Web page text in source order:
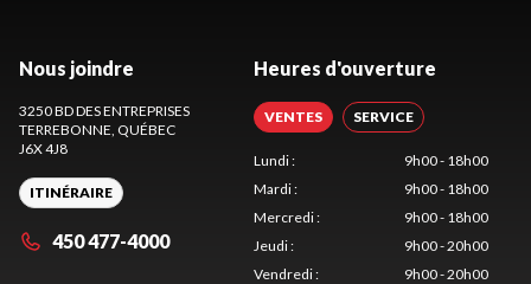
Nous joindre
3250 BD DES ENTREPRISES
TERREBONNE , QUÉBEC
J6X 4J8
ITINÉRAIRE
450 477-4000
Heures d'ouverture
VENTES SERVICE
Lundi:
9h00 - 18h00
Mardi:
9h00 - 18h00
Mercredi:
9h00 - 18h00
Jeudi:
9h00 - 20h00
Vendredi: 9h00 - 20h00